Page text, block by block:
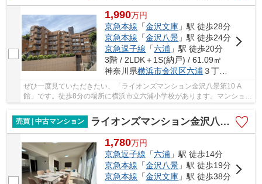
1,990万円
京急本線 「金沢文庫 」駅 徒歩28分
京急本線 「金沢八景 」駅 徒歩24分
京急逗子線 「六浦 」駅 徒歩20分
3階 / 2LDK＋1S(納戸) / 61.09㎡
神奈川県横浜市金沢区六浦 ３丁目42-1
ぜひ一度見ていただきたい、「ライオンズマンション金沢八景第10 A
館」です。徒歩8分の場所に横浜市立六浦小学校があります。マンション
にどんな人が住んでいるのかも中古マンションな...
売買 | 中古マンション
ライオンズマンション金沢八景D棟
1,780万円
京急逗子線 「六浦 」駅 徒歩14分
京急本線 「金沢八景 」駅 徒歩19分
京急本線 「金沢文庫 」駅 徒歩38分